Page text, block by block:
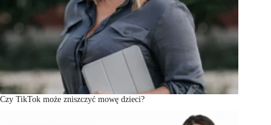
Czy TikTok może zniszczyć mowę dzieci?